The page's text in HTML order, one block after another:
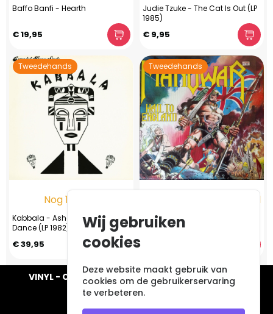
Baffo Banfi - Hearth
€ 19,95
Judie Tzuke - The Cat Is Out (LP
1985)
€ 9,95
Tweedehands
Nog 1 op voorraad
Kabbala - Ashewo Ara - Voltan
Dance ‎(LP 1982)
€ 39,95
Tweedehands
Nog 1 op voorraad
Manowar - Hail To England (LP
1984)
VINYL - CD - AUDIO - FURNITURE - COLLECTABLES
Wij gebruiken
cookies
Deze website maakt gebruik van
cookies om de gebruikerservaring
te verbeteren.